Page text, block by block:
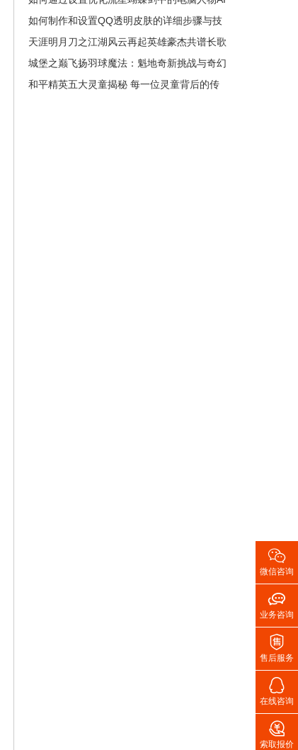
增强游戏体验
如何制作和设置QQ透明皮肤的详细步骤与技
巧解析
天涯明月刀之江湖风云再起英雄豪杰共谱长歌
城堡之巅飞扬羽球魔法：魁地奇新挑战与奇幻
冒险之旅
和平精英五大灵童揭秘 每一位灵童背后的传

微信咨询

业务咨询

售后服务

在线咨询

索取报价